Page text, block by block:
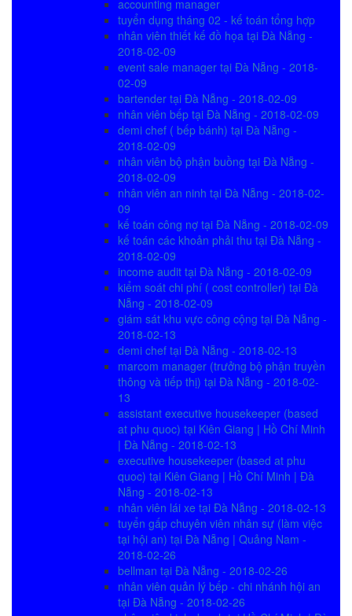
accounting manager
tuyển dụng tháng 02 - kế toán tổng hợp
nhân viên thiết kế đồ họa tại Đà Nẵng -
2018-02-09
event sale manager tại Đà Nẵng - 2018-
02-09
bartender tại Đà Nẵng - 2018-02-09
nhân viên bếp tại Đà Nẵng - 2018-02-09
demi chef ( bếp bánh) tại Đà Nẵng -
2018-02-09
nhân viên bộ phận buồng tại Đà Nẵng -
2018-02-09
nhân viên an ninh tại Đà Nẵng - 2018-02-
09
kế toán công nợ tại Đà Nẵng - 2018-02-09
kế toán các khoản phải thu tại Đà Nẵng -
2018-02-09
income audit tại Đà Nẵng - 2018-02-09
kiểm soát chi phí ( cost controller) tại Đà
Nẵng - 2018-02-09
giám sát khu vực công cộng tại Đà Nẵng -
2018-02-13
demi chef tại Đà Nẵng - 2018-02-13
marcom manager (trưởng bộ phận truyền
thông và tiếp thị) tại Đà Nẵng - 2018-02-
13
assistant executive housekeeper (based
at phu quoc) tại Kiên Giang | Hồ Chí Minh
| Đà Nẵng - 2018-02-13
executive housekeeper (based at phu
quoc) tại Kiên Giang | Hồ Chí Minh | Đà
Nẵng - 2018-02-13
nhân viên lái xe tại Đà Nẵng - 2018-02-13
tuyển gấp chuyên viên nhân sự (làm việc
tại hội an) tại Đà Nẵng | Quảng Nam -
2018-02-26
bellman tại Đà Nẵng - 2018-02-26
nhân viên quản lý bếp - chi nhánh hội an
tại Đà Nẵng - 2018-02-26